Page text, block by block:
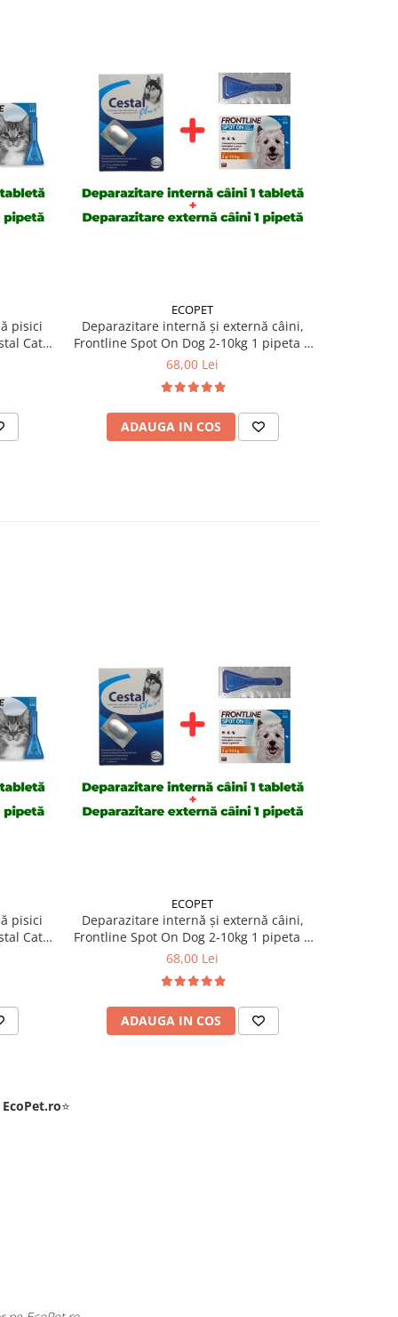
pisici
Cat 1
ECOPET
Deparazitare internă și externă câini,
Frontline Spot On Dog 2-10kg 1 pipeta +
Cestal Dog 1 tableta
68,00 Lei
ADAUGA IN COS
pisici
Cat 1
ECOPET
Deparazitare internă și externă câini,
Frontline Spot On Dog 2-10kg 1 pipeta +
Cestal Dog 1 tableta
68,00 Lei
ADAUGA IN COS
EcoPet.ro⭐